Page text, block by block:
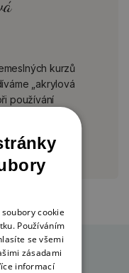
kurzů
„akrylová
používání
mezí.
cookie
Používáním
se všemi
zásadami
informací